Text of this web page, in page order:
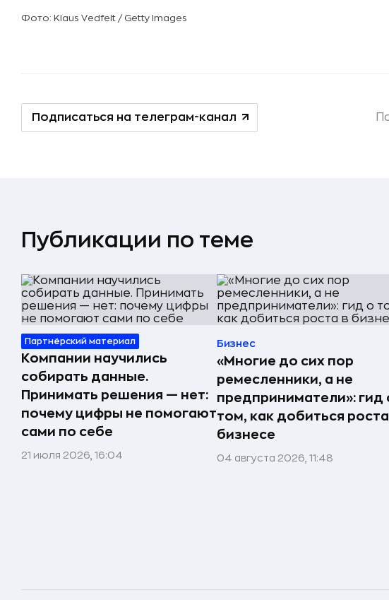
Фото: Klaus Vedfelt / Getty Images
Подписаться на телеграм-канал
Публикации по теме
Партнёрский материал
Компании научились
собирать данные.
Принимать решения — нет:
почему цифры не помогают
сами по себе
21 июля 2026, 16:04
Бизнес
«Многие до сих пор
ремесленники, а не
предприниматели»: гид
том, как добиться
бизнесе
04 августа 2026, 11:48